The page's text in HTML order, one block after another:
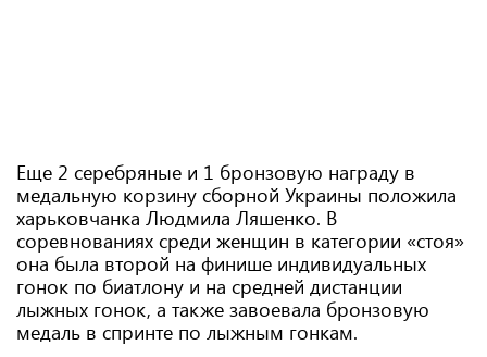
Еще 2 серебряные и 1 бронзовую награду в
медальную корзину сборной Украины положила
харьковчанка Людмила Ляшенко. В
соревнованиях среди женщин в категории «стоя»
она была второй на финише индивидуальных
гонок по биатлону и на средней дистанции
лыжных гонок, а также завоевала бронзовую
медаль в спринте по лыжным гонкам.